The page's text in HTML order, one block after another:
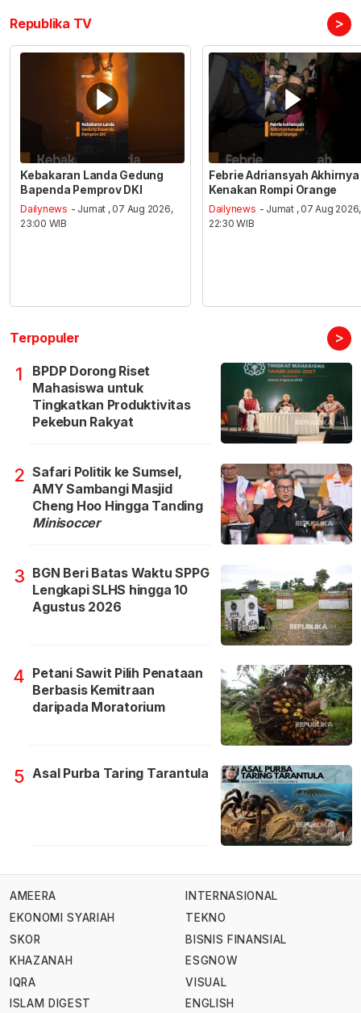
Republika TV >
Kebakaran Landa Gedung
Bapenda Pemprov DKI
Dailynews - Jumat , 07 Aug 2026,
23:00 WIB
Febrie Adriansyah Akhirnya
Kenakan Rompi Orange
Dailynews - Jumat , 07 Aug 2026,
22:30 WIB
Terpopuler >
1
BPDP Dorong Riset
Mahasiswa untuk
Tingkatkan Produktivitas
Pekebun Rakyat
2 Safari Politik ke Sumsel,
AMY Sambangi Masjid
Cheng Hoo Hingga Tanding
Minisoccer
3 BGN Beri Batas Waktu SPPG
Lengkapi SLHS hingga 10
Agustus 2026
4 Petani Sawit Pilih Penataan
Berbasis Kemitraan
daripada Moratorium
5 Asal Purba Taring Tarantula
AMEERA
EKONOMI SYARIAH
SKOR
KHAZANAH
IQRA
ISLAM DIGEST
INTERNASIONAL
TEKNO
BISNIS FINANSIAL
ESGNOW
VISUAL
ENGLISH